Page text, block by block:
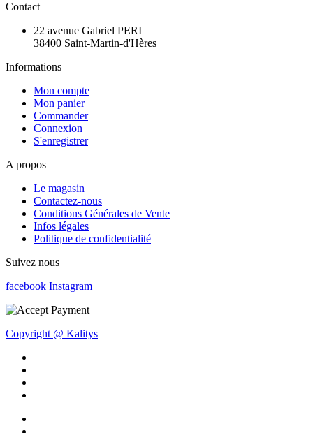
Contact
22 avenue Gabriel PERI
38400 Saint-Martin-d'Hères
Informations
Mon compte
Mon panier
Commander
Connexion
S'enregistrer
A propos
Le magasin
Contactez-nous
Conditions Générales de Vente
Infos légales
Politique de confidentialité
Suivez nous
facebook Instagram
Copyright @ Kalitys